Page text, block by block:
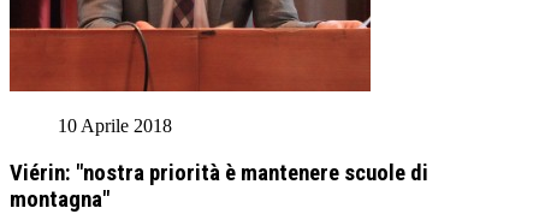
10 Aprile 2018
Viérin: "nostra priorità è mantenere scuole di
montagna"